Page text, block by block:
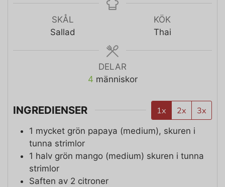
SKÅL
Sallad
KÖK
Thai
DELAR
4 människor
INGREDIENSER 1x 2x 3x
1 mycket grön papaya (medium), skuren i
tunna strimlor
1 halv grön mango (medium) skuren i tunna
strimlor
Saften av 2 citroner